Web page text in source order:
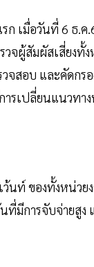
รก เมื่อวันที่ 6 ธ.
จผู้สัมผัสเสี่ยงทั้
วจสอบ และคัดก
ารเปลี่ยนแนวทา
นท์ ของทั้งหน่วย
การจับจ่ายสูง แ